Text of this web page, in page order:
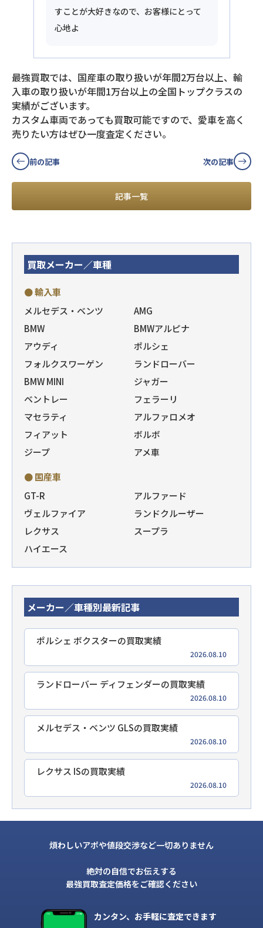
すことが大好きなので、お客様にとって
心地よ
最強買取では、国産車の取り扱いが年間2万台以上、輸
入車の取り扱いが年間1万台以上の全国トップクラスの
実績がございます。
カスタム車両であっても買取可能ですので、愛車を高く
売りたい方はぜひ一度査定ください。
前の記事
記事一覧
次の記事
買取メーカー／車種
● 輸入車
メルセデス・ベンツ
AMG
BMW
BMWアルピナ
アウディ
ポルシェ
フォルクスワーゲン
ランドローバー
BMW MINI
ジャガー
ベントレー
フェラーリ
マセラティ
アルファロメオ
フィアット
ボルボ
ジープ
アメ車
● 国産車
GT-R
アルファード
ヴェルファイア
ランドクルーザー
レクサス
スープラ
ハイエース
メーカー／車種別最新記事
ポルシェ ボクスターの買取実績
2026.08.10
ランドローバー ディフェンダーの買取実績
2026.08.10
メルセデス・ベンツ GLSの買取実績
2026.08.10
レクサス ISの買取実績
2026.08.10
煩わしいアポや値段交渉など一切ありません
絶対の自信でお伝えする
最強買取査定価格をご確認ください
カンタン、お手軽に査定できます